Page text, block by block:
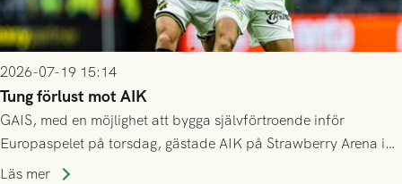
2026-07-19 15:14
Tung förlust mot AIK
GAIS, med en möjlighet att bygga självförtroende inför
Europaspelet på torsdag, gästade AIK på Strawberry Arena i
Stockholm . Men trots konstant hotande i första halvlek av
Läs mer